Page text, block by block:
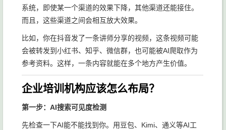
系统，即使某一个渠道的效果下降，其他渠道还能接住。
而且，这些渠道之间会相互放大效果。
比如，你在抖音发了一条讲师分享的视频，这条视频可能
会被转发到小红书、知乎、微信群，也可能被AI爬取作为
参考资料。这样，一条内容就能在多个地方产生价值。
企业培训机构应该怎么布局？
第一步：AI搜索可见度检测
先检查一下AI能不能找到你。用豆包、Kimi、通义等AI工